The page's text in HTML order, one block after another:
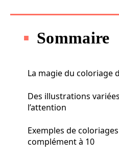
Sommaire
La magie du coloriage
Des illustrations
l’attention
Exemples de
complément à 10